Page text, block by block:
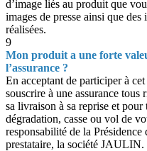
d’image liés au produit que
images de presse ainsi que
réalisées.
9
Mon produit a une forte
l’assurance ?
En acceptant de participer à
souscrire à une assurance
sa livraison à sa reprise et
dégradation, casse ou vol de
responsabilité de la
prestataire, la société JAULIN.